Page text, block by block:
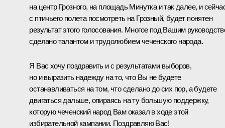
на центр Грозного, на площадь Минутка и так далее, и
с птичьего полета посмотреть на Грозный, будет понятен
результат этого голосования. Многое под Вашим
сделано талантом и трудолюбием чеченского народа.
Я Вас хочу поздравить и с результатами выборов,
но и выразить надежду на то, что Вы не будете
останавливаться на том, что сделано до сих пор, а будете
двигаться дальше, опираясь на ту большую поддержку,
которую чеченский народ Вам оказал в ходе этой
избирательной кампании. Поздравляю Вас!